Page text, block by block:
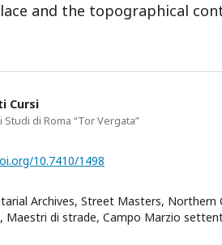
and the topographical
Cursi
di Roma “Tor Vergata”
10.7410/1498
Archives, Street Masters, Northern
Maestri di strade, Campo Marzio